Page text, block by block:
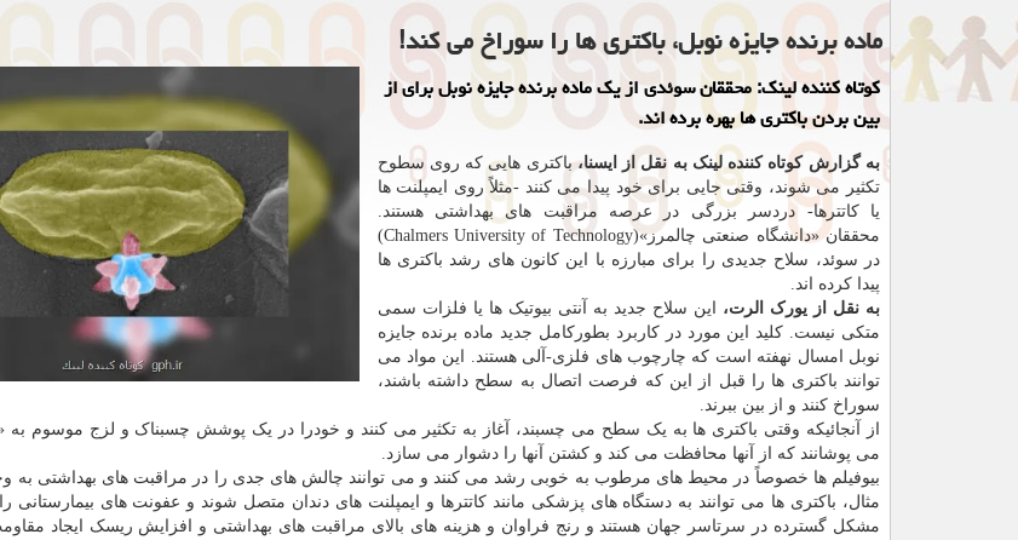
ماده برنده جایزه نوبل، باکتری ها را سوراخ می کند!
کوتاه کننده لینک: محققان سوئدی از یک ماده برنده جایزه نوبل برای از
بین بردن باکتری ها بهره برده اند.
به گزارش کوتاه کننده لینک به نقل از ایسنا، باکتری هایی که روی سطوح
تکثیر می شوند، وقتی جایی برای خود پیدا می کنند -مثلاً روی ایمپلنت ها
یا کاتترها- دردسر بزرگی در عرصه مراقبت های بهداشتی هستند.
محققان «دانشگاه صنعتی چالمرز»(Chalmers University of Technology)
در سوئد، سلاح جدیدی را برای مبارزه با این کانون های رشد باکتری ها
پیدا کرده اند.
به نقل از یورک الرت،
این سلاح جدید به آنتی بیوتیک ها یا فلزات سمی
متکی نیست. کلید این مورد در کاربرد بطورکامل جدید ماده برنده جایزه
نوبل امسال نهفته است که چارچوب های فلزی-آلی هستند. این مواد می
توانند باکتری ها را قبل از این که فرصت اتصال به سطح داشته باشند،
سوراخ کنند و از بین ببرند.
می پوشانند که از آنها محافظت می کند و کشتن آنها را دشوار می سازد.
بیوفیلم ها خصوصاً در محیط های مرطوب به خوبی رشد می کنند و می توانند چالش های جدی را در مراقبت های بهداشتی به
مثال، باکتری ها می توانند به دستگاه های پزشکی مانند کاتترها و ایمپلنت های دندان متصل شوند و عفونت های بیمارستانی
مشکل گسترده در سرتاسر جهان هستند و رنج فراوان و هزینه های بالای مراقبت های بهداشتی و افزایش ریسک ایجاد مقاومت